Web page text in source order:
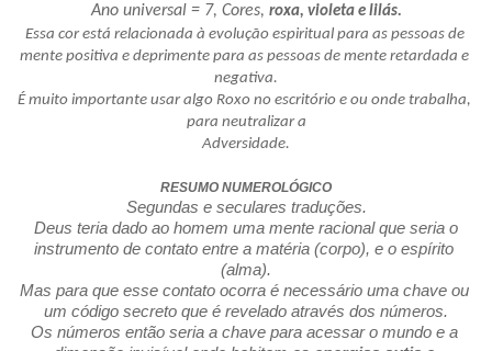
Ano universal = 7, Cores, roxa, violeta e lilás.
Essa cor está relacionada à evolução espiritual para as pessoas de
mente positiva e deprimente para as pessoas de mente retardada e
negativa.
É muito importante usar algo Roxo no escritório e ou onde trabalha,
para neutralizar a
Adversidade.
RESUMO NUMEROLÓGICO
Segundas e seculares traduções.
Deus teria dado ao homem uma mente racional que seria o
instrumento de contato entre a matéria (corpo), e o espírito
(alma).
Mas para que esse contato ocorra é necessário uma chave ou
um código secreto que é revelado através dos números.
Os números então seria a chave para acessar o mundo e a